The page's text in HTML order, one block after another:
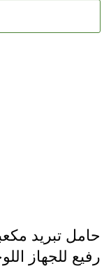
رفيع للجهاز